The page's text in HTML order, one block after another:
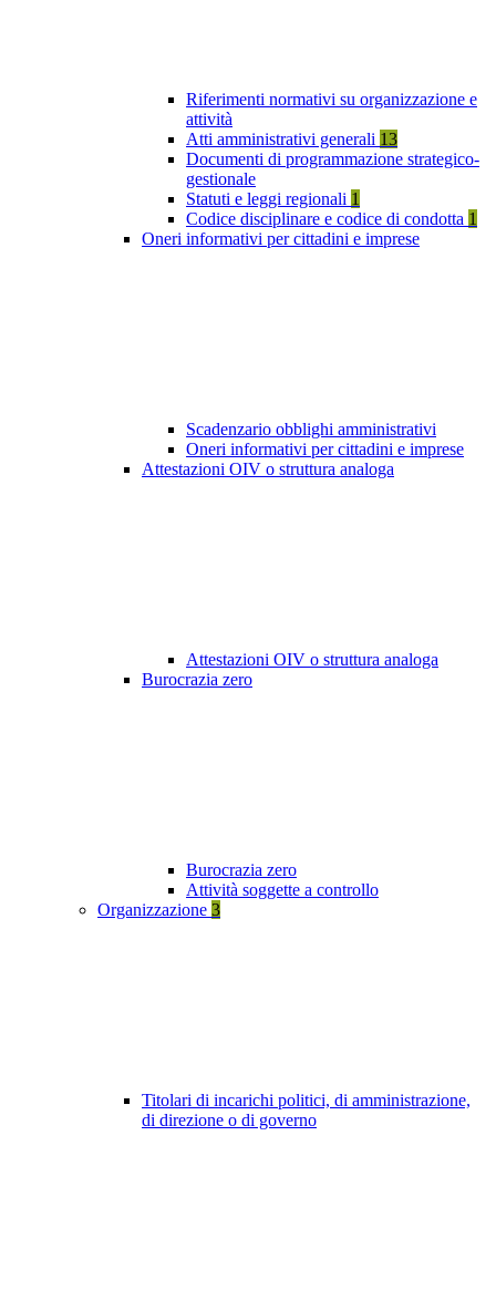
Riferimenti normativi su organizzazione e
attività
Atti amministrativi generali 13
Documenti di programmazione strategico-
gestionale
Statuti e leggi regionali 1
Codice disciplinare e codice di condotta 1
Oneri informativi per cittadini e imprese
Scadenzario obblighi amministrativi
Oneri informativi per cittadini e imprese
Attestazioni OIV o struttura analoga
Attestazioni OIV o struttura analoga
Burocrazia zero
Burocrazia zero
Attività soggette a controllo
Organizzazione 3
Titolari di incarichi politici, di amministrazione,
di direzione o di governo